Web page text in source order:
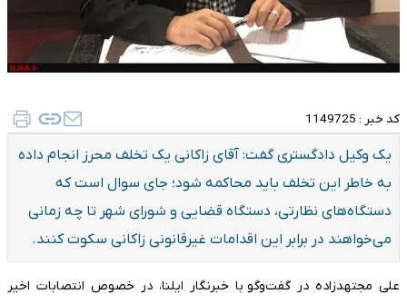
کد خبر : 1149725
یک وکیل دادگستری گفت: آقای زاکانی یک تخلف محرز انجام داده
به خاطر این تخلف باید محاکمه شود؛ جای سوال است که
دستگاه‌های نظارتی، دستگاه قضایی و شورای شهر تا چه زمانی
می‌خواهند در برابر این اقدامات غیرقانونی زاکانی سکوت کنند.
علی مجتهدزاده در گفت‌و‌گو با خبرنگار ایلنا، در خصوص انتصابات اخیر